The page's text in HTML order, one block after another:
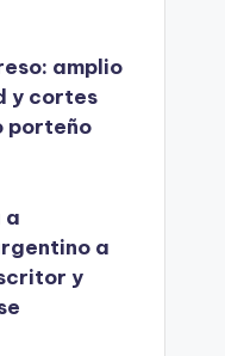
amplio
y cortes
porteño
a
a
y